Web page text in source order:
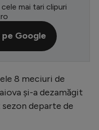
mai tari clipuri
Google
8 meciuri de
și-a dezamăgit
departe de